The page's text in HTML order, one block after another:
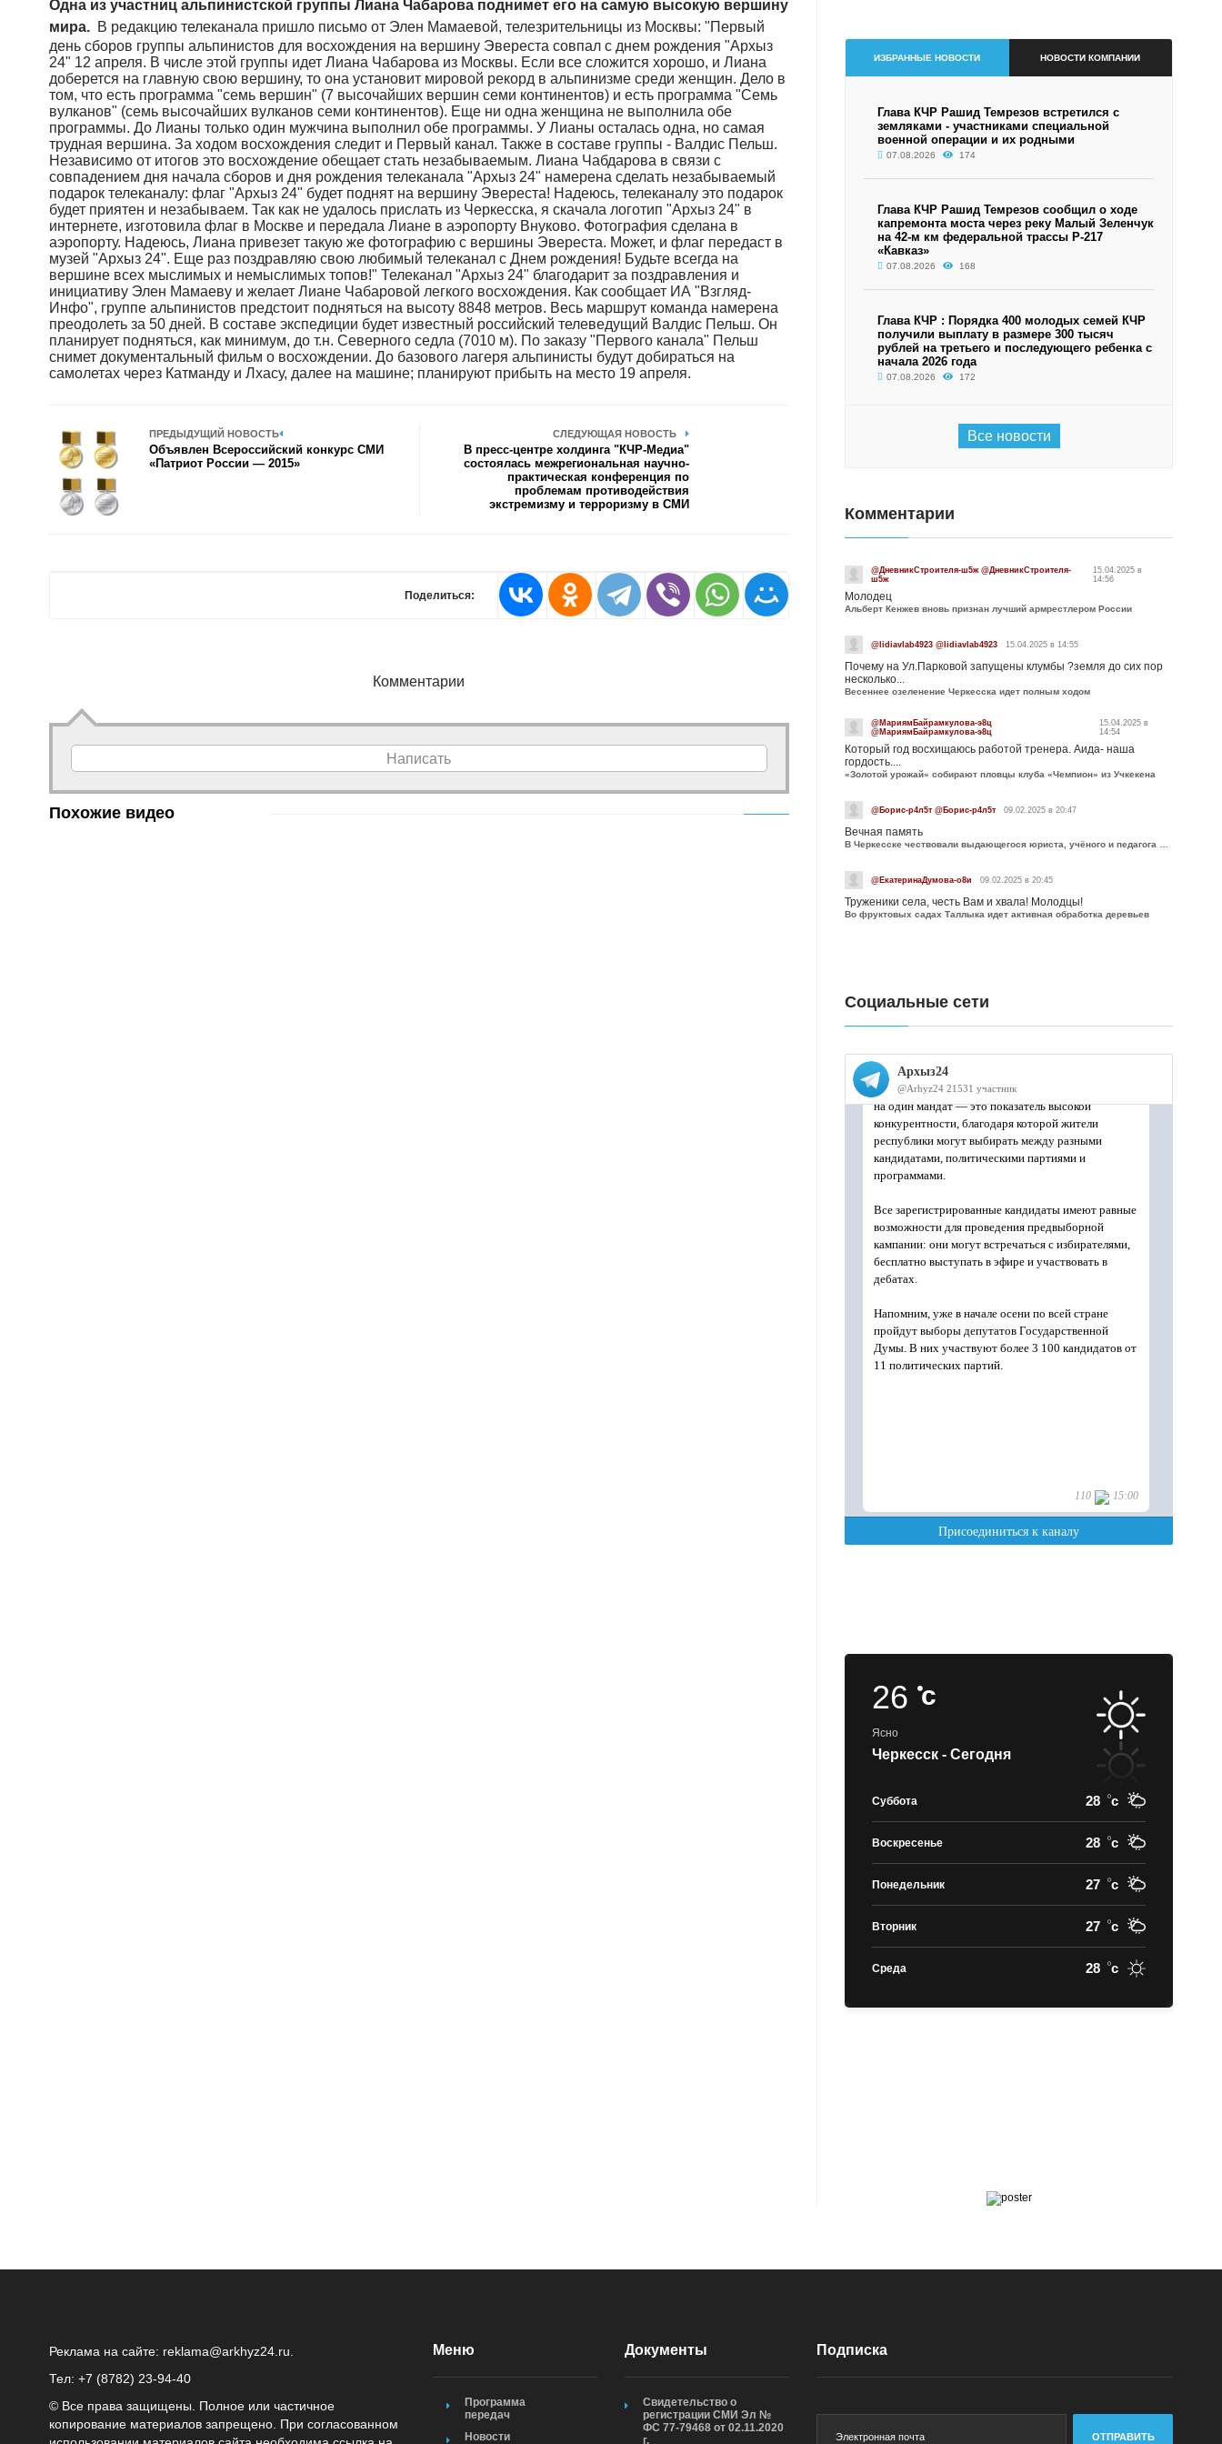
Одна из участниц альпинистской группы Лиана Чабарова поднимет его на самую высокую вершину
мира. В редакцию телеканала пришло письмо от Элен Мамаевой, телезрительницы из Москвы: "Первый
день сборов группы альпинистов для восхождения на вершину Эвереста совпал с днем рождения "Архыз
24" 12 апреля. В числе этой группы идет Лиана Чабарова из Москвы. Если все сложится хорошо, и Лиана
доберется на главную свою вершину, то она установит мировой рекорд в альпинизме среди женщин. Дело в
том, что есть программа "семь вершин" (7 высочайших вершин семи континентов) и есть программа "Семь
вулканов" (семь высочайших вулканов семи континентов). Еще ни одна женщина не выполнила обе
программы. До Лианы только один мужчина выполнил обе программы. У Лианы осталась одна, но самая
трудная вершина. За ходом восхождения следит и Первый канал. Также в составе группы - Валдис Пельш.
Независимо от итогов это восхождение обещает стать незабываемым. Лиана Чабдарова в связи с
совпадением дня начала сборов и дня рождения телеканала "Архыз 24" намерена сделать незабываемый
подарок телеканалу: флаг "Архыз 24" будет поднят на вершину Эвереста! Надеюсь, телеканалу это подарок
будет приятен и незабываем. Так как не удалось прислать из Черкесска, я скачала логотип "Архыз 24" в
интернете, изготовила флаг в Москве и передала Лиане в аэропорту Внуково. Фотография сделана в
аэропорту. Надеюсь, Лиана привезет такую же фотографию с вершины Эвереста. Может, и флаг передаст в
музей "Архыз 24". Еще раз поздравляю свою любимый телеканал с Днем рождения! Будьте всегда на
вершине всех мыслимых и немыслимых топов!" Телеканал "Архыз 24" благодарит за поздравления и
инициативу Элен Мамаеву и желает Лиане Чабаровой легкого восхождения. Как сообщает ИА "Взгляд-
Инфо", группе альпинистов предстоит подняться на высоту 8848 метров. Весь маршрут команда намерена
преодолеть за 50 дней. В составе экспедиции будет известный российский телеведущий Валдис Пельш. Он
планирует подняться, как минимум, до т.н. Северного седла (7010 м). По заказу "Первого канала" Пельш
снимет документальный фильм о восхождении. До базового лагеря альпинисты будут добираться на
самолетах через Катманду и Лхасу, далее на машине; планируют прибыть на место 19 апреля.
ПРЕДЫДУЩИЙ НОВОСТЬ
Объявлен Всероссийский конкурс СМИ
«Патриот России — 2015»
СЛЕДУЮЩАЯ НОВОСТЬ
В пресс-центре холдинга "КЧР-Медиа"
состоялась межрегиональная научно-
практическая конференция по
проблемам противодействия
экстремизму и терроризму в СМИ
Поделиться:
Комментарии
Написать
Похожие видео
ИЗБРАННЫЕ НОВОСТИ НОВОСТИ КОМПАНИИ
Глава КЧР Рашид Темрезов встретился с
земляками - участниками специальной
военной операции и их родными
07.08.2026 174
Глава КЧР Рашид Темрезов сообщил о ходе
капремонта моста через реку Малый Зеленчук
на 42-м км федеральной трассы Р-217
«Кавказ»
07.08.2026 168
Глава КЧР : Порядка 400 молодых семей КЧР
получили выплату в размере 300 тысяч
рублей на третьего и последующего ребенка с
начала 2026 года
07.08.2026 172
Все новости
Комментарии
@ДневникСтроителя-ш5ж @ДневникСтроителя-
ш5ж
15.04.2025 в
14:56
Молодец
Альберт Кенжев вновь признан лучший армрестлером России
@lidiavlab4923 @lidiavlab4923 15.04.2025 в 14:55
Почему на Ул.Парковой запущены клумбы ?земля до сих пор
несколько...
Весеннее озеленение Черкесска идет полным ходом
@МариямБайрамкулова-э8ц
@МариямБайрамкулова-э8ц
15.04.2025 в
14:54
Который год восхищаюсь работой тренера. Аида- наша
гордость....
«Золотой урожай» собирают пловцы клуба «Чемпион» из Учкекена
@Борис-р4л5т @Борис-р4л5т 09.02.2025 в 20:47
Вечная память
@ЕкатеринаДумова-о8и 09.02.2025 в 20:45
Труженики села, честь Вам и хвала! Молодцы!
Во фруктовых садах Таллыка идет активная обработка деревьев
Социальные сети
26c
Ясно
Черкесск - Сегодня
Суббота 28 c
Воскресенье 28 c
Понедельник 27 c
Вторник 27 c
Среда 28 c
Реклама на сайте: reklama@arkhyz24.ru
Тел: +7 (8782) 23‑94‑40
© Все права защищены. Полное или частичное
копирование материалов запрещено. При согласованном
Меню
Программа
передач
Новости
Документы
Свидетельство о
регистрации СМИ Эл №
ФС 77-79468 от 02.11.2020
г.
Подписка
ОТПРАВИТЬ